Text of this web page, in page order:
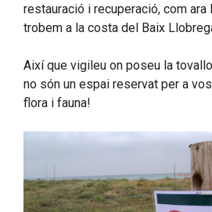
restauració i recuperació, com ara
trobem a la costa del Baix
Així que vigileu on poseu la
no són un espai reservat per a
flora i fauna!